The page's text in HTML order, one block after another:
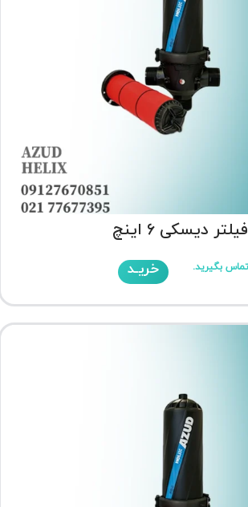
فیلتر دیسکی 6 اینچ
بگیرید. خریـد